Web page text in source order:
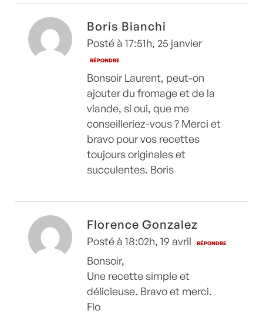
Boris Bianchi
Posté à 17:51h, 25 janvier
RÉPONDRE
Bonsoir Laurent, peut-on
ajouter du fromage et de la
viande, si oui, que me
conseilleriez-vous ? Merci et
bravo pour vos recettes
toujours originales et
succulentes. Boris
Florence Gonzalez
Posté à 18:02h, 19 avril RÉPONDRE
Bonsoir,
Une recette simple et
délicieuse. Bravo et merci.
Flo